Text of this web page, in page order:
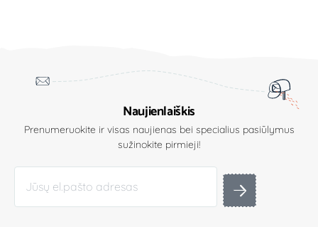
Naujienlaiškis
Prenumeruokite ir visas naujienas bei specialius pasiūlymus
sužinokite pirmieji!